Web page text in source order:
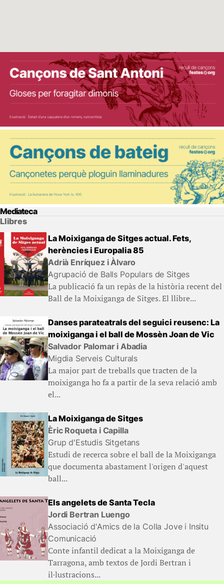
Mediateca
Llibres
La Moixiganga de Sitges actual. Fets,
herències i Europalia 85
Adrià Enríquez i Àlvaro
Agrupació de Balls Populars de Sitges
La publicació fa un repàs de la història recent del
Ball de la Moixiganga de Sitges. El llibre...
Danses parateatrals del seguici reusenc: La
moixiganga i el ball de Mossèn Joan de Vic
Salvador Palomar i Abadia
Migdia Serveis Culturals
La major part de treballs que tracten de la
moixiganga ho fa a partir de la seva relació amb
el...
La Moixiganga de Sitges
Èric Roqueta i Capilla
Grup d'Estudis Sitgetans
Estudi de recerca sobre el ball de la Moixiganga
que documenta abastament l'origen d'aquest
ball...
Els angelets de Santa Tecla
Jordi Bertran Luengo
Associació d'Amics de la Colla Jove i Insitu
Comunicació
Conte infantil dedicat a la Moixiganga de
Tarragona, amb textos de Jordi Bertran i
il·lustracions...